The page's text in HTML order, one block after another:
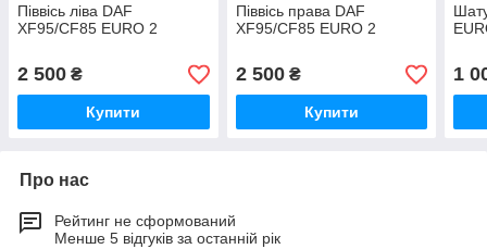
Піввісь ліва DAF
XF95/CF85 EURO 2
2 500 ₴
Купити
Піввісь права DAF
XF95/CF85 EURO 2
2 500₴
Купити
1
Про нас
Рейтинг не сформований
Менше 5 відгуків за останній рік